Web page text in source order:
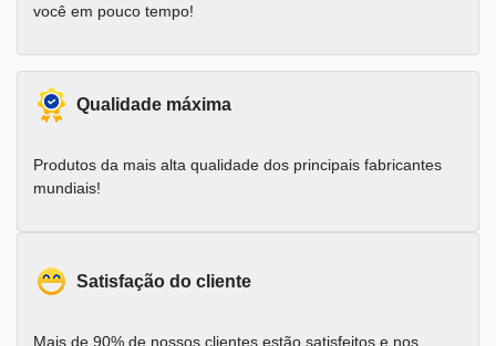
você em pouco tempo!
Qualidade máxima
Produtos da mais alta qualidade dos principais fabricantes
mundiais!
Satisfação do cliente
Mais de 90% de nossos clientes estão satisfeitos e nos